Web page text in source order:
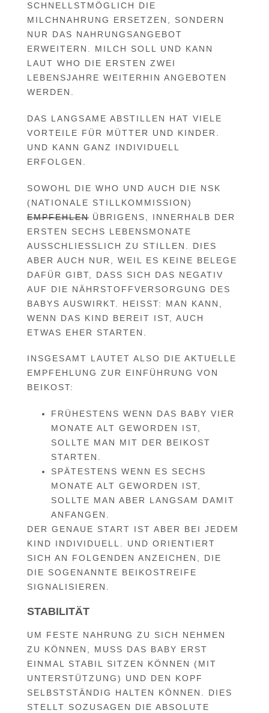
SCHNELLSTMÖGLICH DIE
MILCHNAHRUNG ERSETZEN, SONDERN
NUR DAS NAHRUNGSANGEBOT
ERWEITERN. MILCH SOLL UND KANN
LAUT WHO DIE ERSTEN ZWEI
LEBENSJAHRE WEITERHIN ANGEBOTEN
WERDEN.
DAS LANGSAME ABSTILLEN HAT VIELE
VORTEILE FÜR MÜTTER UND KINDER.
UND KANN GANZ INDIVIDUELL
ERFOLGEN.
SOWOHL DIE WHO UND AUCH DIE NSK
(NATIONALE STILLKOMMISSION)
EMPFEHLEN ÜBRIGENS, INNERHALB DER
ERSTEN SECHS LEBENSMONATE
AUSSCHLIESSLICH ZU STILLEN. DIES A
BER AUCH NUR, WEIL ES KEINE BELEGE D
AFÜR GIBT, DASS SICH DAS NEGATIV A
UF DIE NÄHRSTOFFVERSORGUNG DES B
ABYS AUSWIRKT. HEISST: MAN KANN, WE
NN DAS KIND BEREIT IST, AUCH ET
WAS EHER STARTEN.
INSGESAMT LAUTET ALSO DIE AKTUELLE
EMPFEHLUNG ZUR EINFÜHRUNG VON
BEIKOST:
FRÜHESTENS WENN DAS BABY VIER
MONATE ALT GEWORDEN IST,
SOLLTE MAN MIT DER BEIKOST
STARTEN.
SPÄTESTENS WENN ES SECHS
MONATE ALT GEWORDEN IST,
SOLLTE MAN ABER LANGSAM DAMIT
ANFANGEN.
DER GENAUE START IST ABER BEI JEDEM
KIND INDIVIDUELL. UND ORIENTIERT
SICH AN FOLGENDEN ANZEICHEN, DIE
DIE SOGENANNTE BEIKOSTREIFE
SIGNALISIEREN.
STABILITÄT
UM FESTE NAHRUNG ZU SICH NEHMEN
ZU KÖNNEN, MUSS DAS BABY ERST
EINMAL STABIL SITZEN KÖNNEN (MIT
UNTERSTÜTZUNG) UND DEN KOPF
SELBSTSTÄNDIG HALTEN KÖNNEN. DIES
STELLT SOZUSAGEN DIE ABSOLUTE